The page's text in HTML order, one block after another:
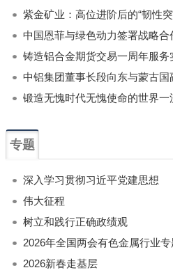
紫金矿业：高位进阶后的“韧性
中国恩菲与绿色动力签署战略合
铸造铝合金期货交易一周年服务
专题
深入学习贯彻习近平党建思想
伟大征程
树立和践行正确政绩观
2026年全国两会有色金属行业
2026新春走基层